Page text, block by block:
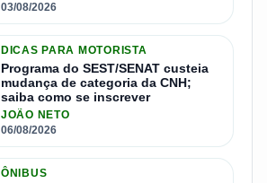
03/08/2026
DICAS PARA MOTORISTA
Programa do SEST/SENAT custeia
mudança de categoria da CNH;
saiba como se inscrever
JOÃO NETO
06/08/2026
ÔNIBUS